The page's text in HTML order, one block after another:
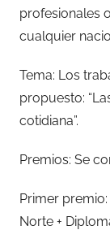
profesionales
cualquier
Tema: Los
propuesto:
cotidiana”.
Premios: Se
Primer
Norte +